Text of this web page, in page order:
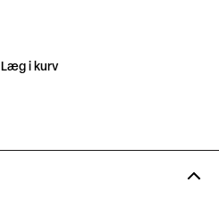
Læg i kurv